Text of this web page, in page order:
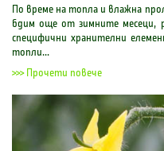
По време на топла и влажна
бдим още от зимните месеци,
специфични хранителни
топли...
>>> Прочети повече